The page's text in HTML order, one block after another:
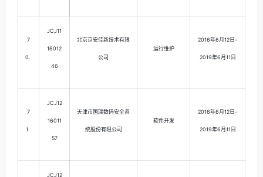
7
0.
JCJ11
16012
46
北京京安佳新技术有限
公司
运行维护
2016年6月12日-
2019年6月11日
7
1.
JCJ12
16011
57
天津市国瑞数码安全系
统股份有限公司
软件开发
2016年6月12日-
2019年6月11日
JCJ12